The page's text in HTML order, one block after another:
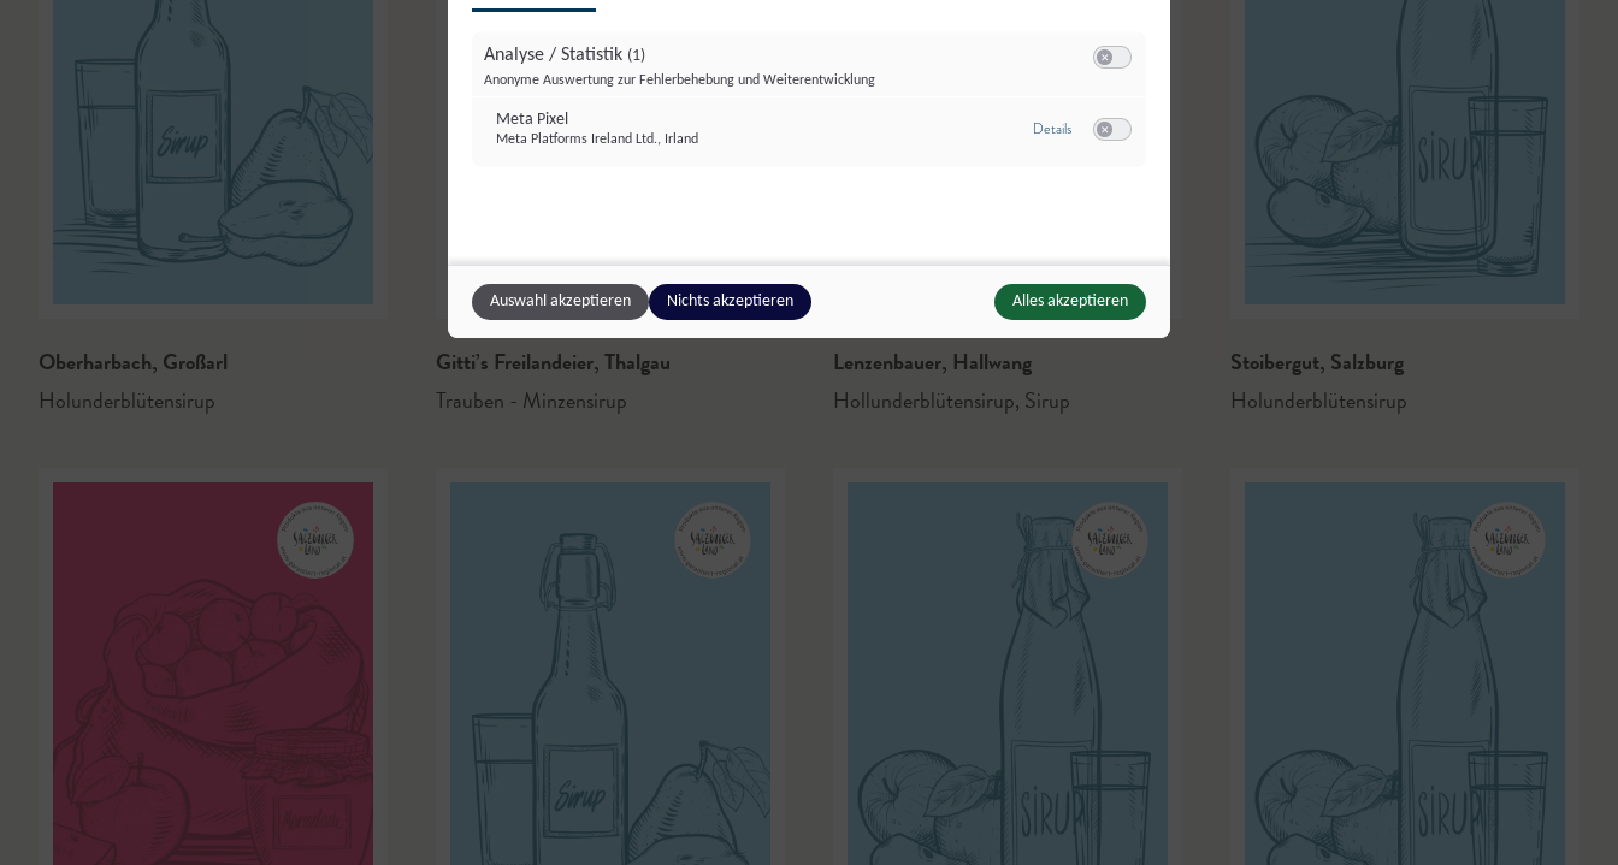
Oberharbach, Großarl
Holunderblütensirup
Gitti’s Freilandeier,Thalgau
Trauben - Minzensirup
© Lenzenbauer
Lenzenbauer, Hallwang
Hollunderblütensirup, Sirup
Stoibergut, Salzburg
Holunderblütensirup
Analyse / Statistik (1)
Anonyme Auswertung zur Fehlerbehebung und Weiterentwicklung
Meta Pixel
Meta Platforms Ireland Ltd., Irland
Detailszu Meta Pixel
Switch zum Einwilligen bzw. Ablehnen des Dienstes Meta Pixel
Auswahl akzeptieren Nichts akzeptieren Alles akzeptieren